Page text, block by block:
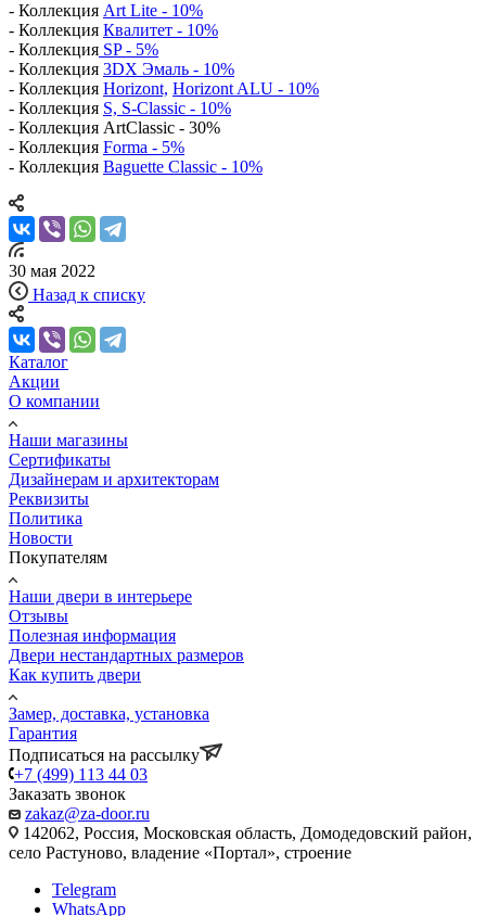
- Коллекция Art Lite - 10%
- Коллекция Квалитет - 10%
- Коллекция SP - 5%
- Коллекция 3DX Эмаль - 10%
- Коллекция Horizont, Horizont ALU - 10%
- Коллекция S, S-Classic - 10%
- Коллекция ArtClassic - 30%
- Коллекция Forma - 5%
- Коллекция Baguette Classic - 10%
30 мая 2022
Назад к списку
Каталог
Акции
О компании
Наши магазины
Сертификаты
Дизайнерам и архитекторам
Реквизиты
Политика
Новости
Покупателям
Наши двери в интерьере
Отзывы
Полезная информация
Двери нестандартных размеров
Как купить двери
Замер, доставка, установка
Гарантия
Подписаться на рассылку
+7 (499) 113 44 03
Заказать звонок
zakaz@za-door.ru
142062, Россия, Московская область, Домодедовский район,
село Растуново, владение «Портал», строение
Telegram
WhatsApp